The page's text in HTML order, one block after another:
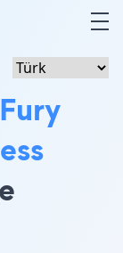
Fury